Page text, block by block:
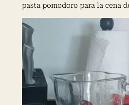
pasta pomodoro para la cena